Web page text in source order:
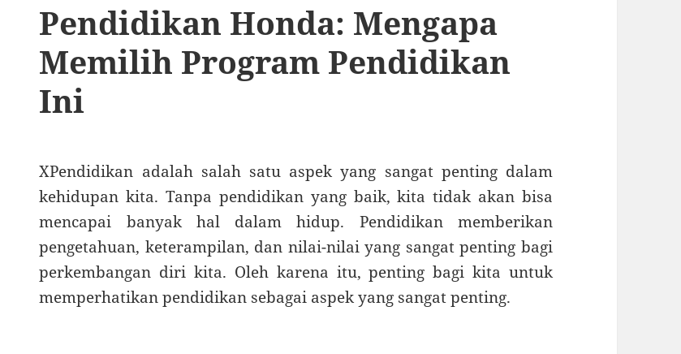
Pendidikan Honda: Mengapa
Memilih Program Pendidikan
Ini
XPendidikan adalah salah satu aspek yang sangat penting dalam
kehidupan kita. Tanpa pendidikan yang baik, kita tidak akan bisa
mencapai banyak hal dalam hidup. Pendidikan memberikan
pengetahuan, keterampilan, dan nilai-nilai yang sangat penting bagi
perkembangan diri kita. Oleh karena itu, penting bagi kita untuk
memperhatikan pendidikan sebagai aspek yang sangat penting.